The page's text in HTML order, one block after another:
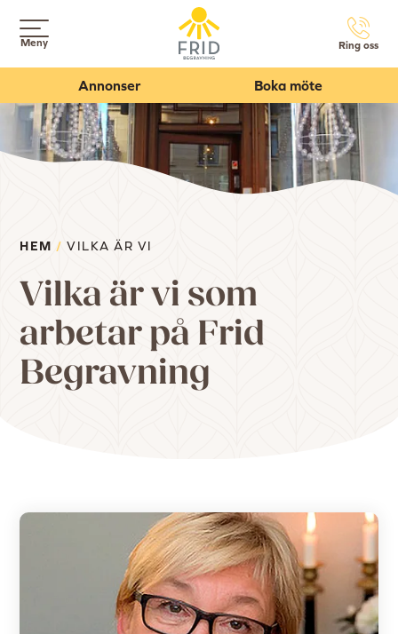
Meny Ring oss
Annonser Boka möte
HEM /VILKA ÄR VI
Vilka är vi som
arbetar på Frid
Begravning